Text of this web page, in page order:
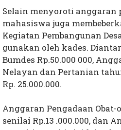
Selain menyoroti anggaran
mahasiswa juga
Kegiatan Pembangunan
gunakan oleh kades.
Bumdes Rp.50.000 000,
Nelayan dan Pertanian
Rp. 25.000.000.
Anggaran Pengadaan
senilai Rp.13 .000.000, dan